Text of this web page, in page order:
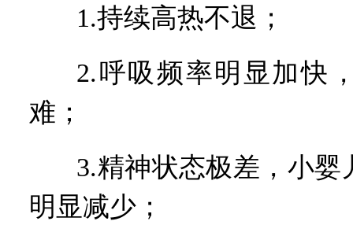
1.持续高热不退；
2.呼吸频率明显加快
难；
3.精神状态极差，小婴
明显减少；